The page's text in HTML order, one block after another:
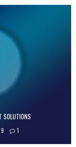
SOLUTIONS
1